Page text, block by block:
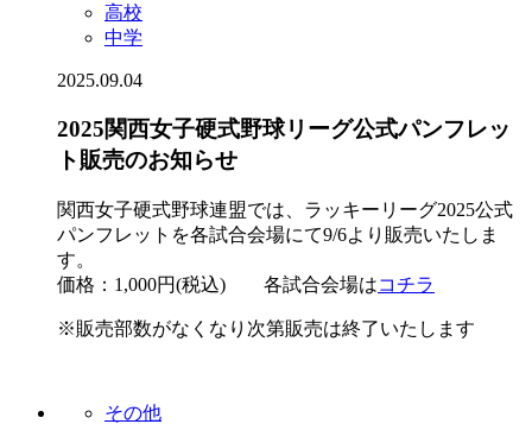
高校
中学
2025.09.04
2025関西女子硬式野球リーグ公式パンフレッ
ト販売のお知らせ
関西女子硬式野球連盟では、ラッキーリーグ2025公式
パンフレットを各試合会場にて9/6より販売いたしま
す。
価格：1,000円(税込) 各試合会場はコチラ
※販売部数がなくなり次第販売は終了いたします
その他